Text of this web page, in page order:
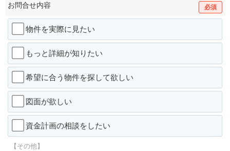
お問合せ内容 必須
物件を実際に見たい
もっと詳細が知りたい
希望に合う物件を探して欲しい
図面が欲しい
資金計画の相談をしたい
【その他】